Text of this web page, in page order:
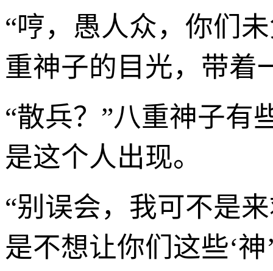
“哼，愚人众，你们
重神子的目光，带着
“散兵？”八重神子有
是这个人出现。
“别误会，我可不是
是不想让你们这些‘